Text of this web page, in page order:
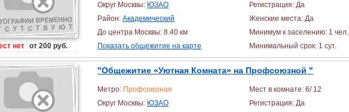
нет от 200 руб.
Округ Москвы: ЮЗАО
Район:Академический
До центра Москвы: 8.40 км
Показать общежитие на карте
Регистрация: Да
Женские места: Да
Минимум к заселению: 1 чел.
Минимальный срок: 1 сут.
"Общежитие «Уютная Комната» на Профсоюзной "
Метро: Профсоюзная
Округ Москвы: ЮЗАО
Мест в комнате: 6/ 12
Регистрация: Да